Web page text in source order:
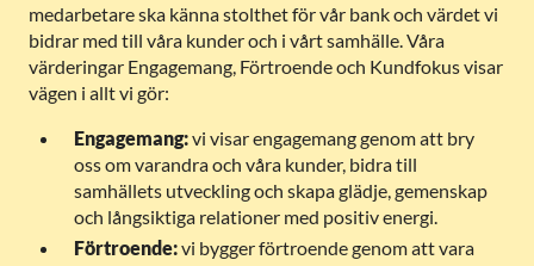
medarbetare ska känna stolthet för vår bank och värdet vi
bidrar med till våra kunder och i vårt samhälle. Våra
värderingar Engagemang, Förtroende och Kundfokus visar
vägen i allt vi gör:
Engagemang:vi visar engagemang genom att bry
oss om varandra och våra kunder, bidra till
samhällets utveckling och skapa glädje, gemenskap
och långsiktiga relationer med positiv energi.
Förtroende:vi bygger förtroende genom att vara